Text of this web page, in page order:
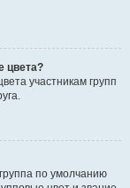
цвета?
участникам групп
по умолчанию